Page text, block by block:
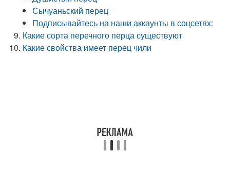
Сычуаньский перец
Подписывайтесь на наши аккаунты в соцсетях:
Какие сорта перечного перца существуют
Какие свойства имеет перец чили